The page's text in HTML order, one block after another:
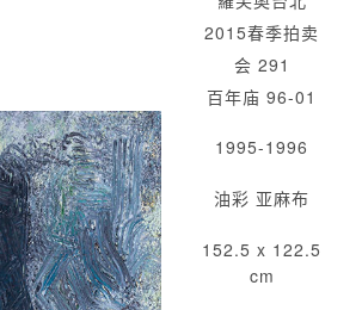
2015春季拍卖
会 291
百年庙 96-01
1995-1996
油彩 亚麻布
152.5 x 122.5
cm